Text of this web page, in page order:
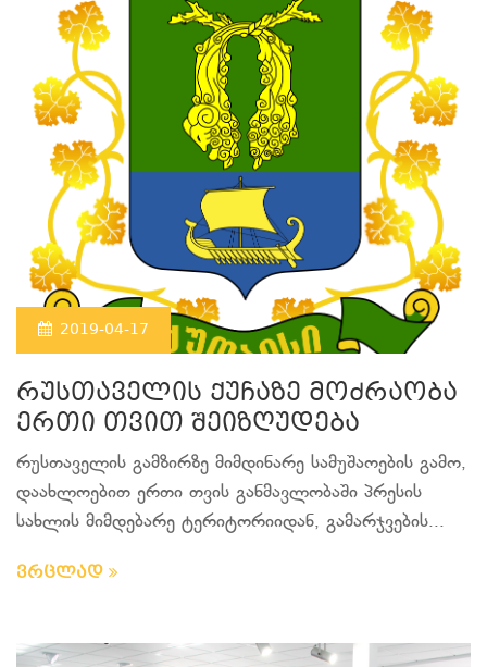
2019-04-17
რუსთაველის ქუჩაზე მოძრაობა
ერთი თვით შეიზღუდება
რუსთაველის გამზირზე მიმდინარე სამუშაოების გამო,
დაახლოებით ერთი თვის განმავლობაში პრესის
სახლის მიმდებარე ტერიტორიიდან, გამარჯვების...
ვრცლად